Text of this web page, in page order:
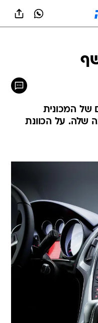
של המכונית
שלה. על הכוונת